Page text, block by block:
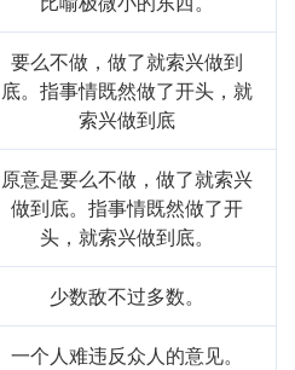
要么不做，做了就索兴做到
底。指事情既然做了开头，就
索兴做到底
原意是要么不做，做了就索兴
做到底。指事情既然做了开
头，就索兴做到底。
少数敌不过多数。
一个人难违反众人的意见。